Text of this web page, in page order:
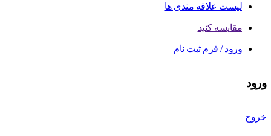
لیست علاقه مندی ها
مقایسه کنید
ورود / فرم ثبت نام
ورود
خروج